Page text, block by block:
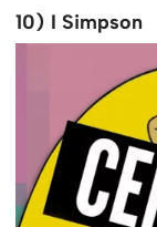
10) I Simpson